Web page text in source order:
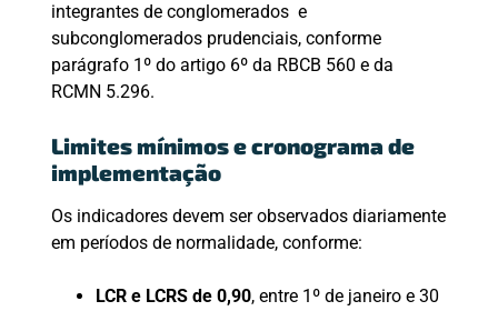
integrantes de conglomerados e
subconglomerados prudenciais, conforme
parágrafo 1º do artigo 6º da RBCB 560 e da
RCMN 5.296.
Limites mínimos e cronograma de
implementação
Os indicadores devem ser observados diariamente
em períodos de normalidade, conforme:
LCR e LCRS de 0,90, entre 1º de janeiro e 30